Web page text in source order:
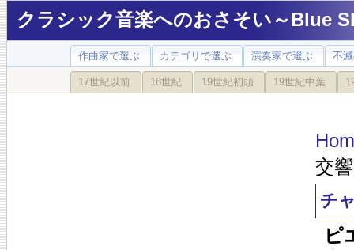
クラシック音楽へのおさそい～Blue
作曲家で選ぶ カテゴリで選ぶ 演奏家で選ぶ 不
17世紀以前 18世紀 19世紀初頭 19世紀中葉
交
チ
ピ